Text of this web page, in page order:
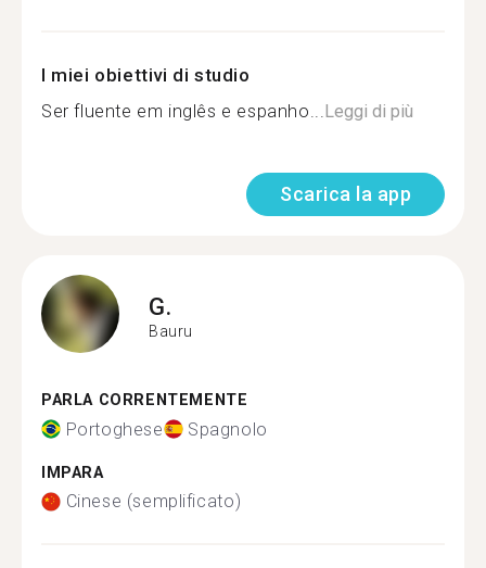
I miei obiettivi di studio
Ser fluente em inglês e espanho...Leggi di più
Scarica la app
G.
Bauru
PARLA CORRENTEMENTE
Portoghese Spagnolo
IMPARA
Cinese (semplificato)